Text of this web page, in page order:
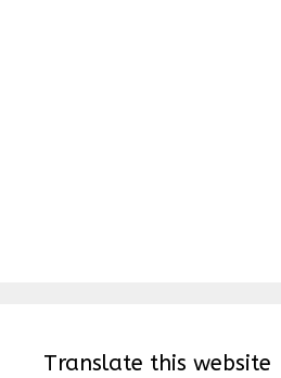
Translate this website